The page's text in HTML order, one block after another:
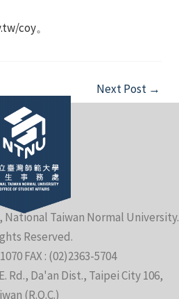
coy。
Next Post →
Taiwan Normal University.
Reserved.
FAX : (02)2363-5704
Rd., Da'an Dist., Taipei City 106,
(R.O.C.)